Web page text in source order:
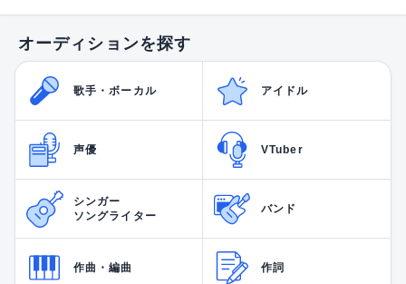
オーディションを探す
歌手・ボーカル アイドル
声優 VTuber
シンガー
ソングライター
バンド
作曲・編曲 作詞